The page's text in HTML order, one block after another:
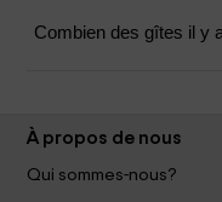
Combien des gîtes il y
À propos de nous
Qui sommes-nous?